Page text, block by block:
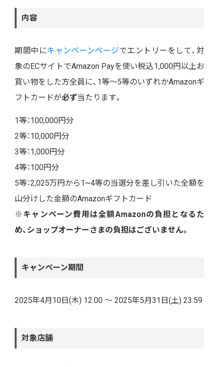
内容
期間中にキャンペーンページでエントリーをして、対
象のECサイトでAmazon Payを使い税込1,000円以上お
買い物をした方全員に、1等～5等のいずれかAmazonギ
フトカードが必ず当たります。
1等：100,000円分
2等：10,000円分
3等：1,000円分
4等：100円分
5等：2,025万円から1~4等の当選分を差し引いた全額を
山分けした金額のAmazonギフトカード
※キャンペーン費用は全額Amazonの負担となるた
め、ショップオーナーさまの負担はございません。
キャンペーン期間
2025年4月10日(木) 12:00 ～ 2025年5月31日(土) 23:59
対象店舗